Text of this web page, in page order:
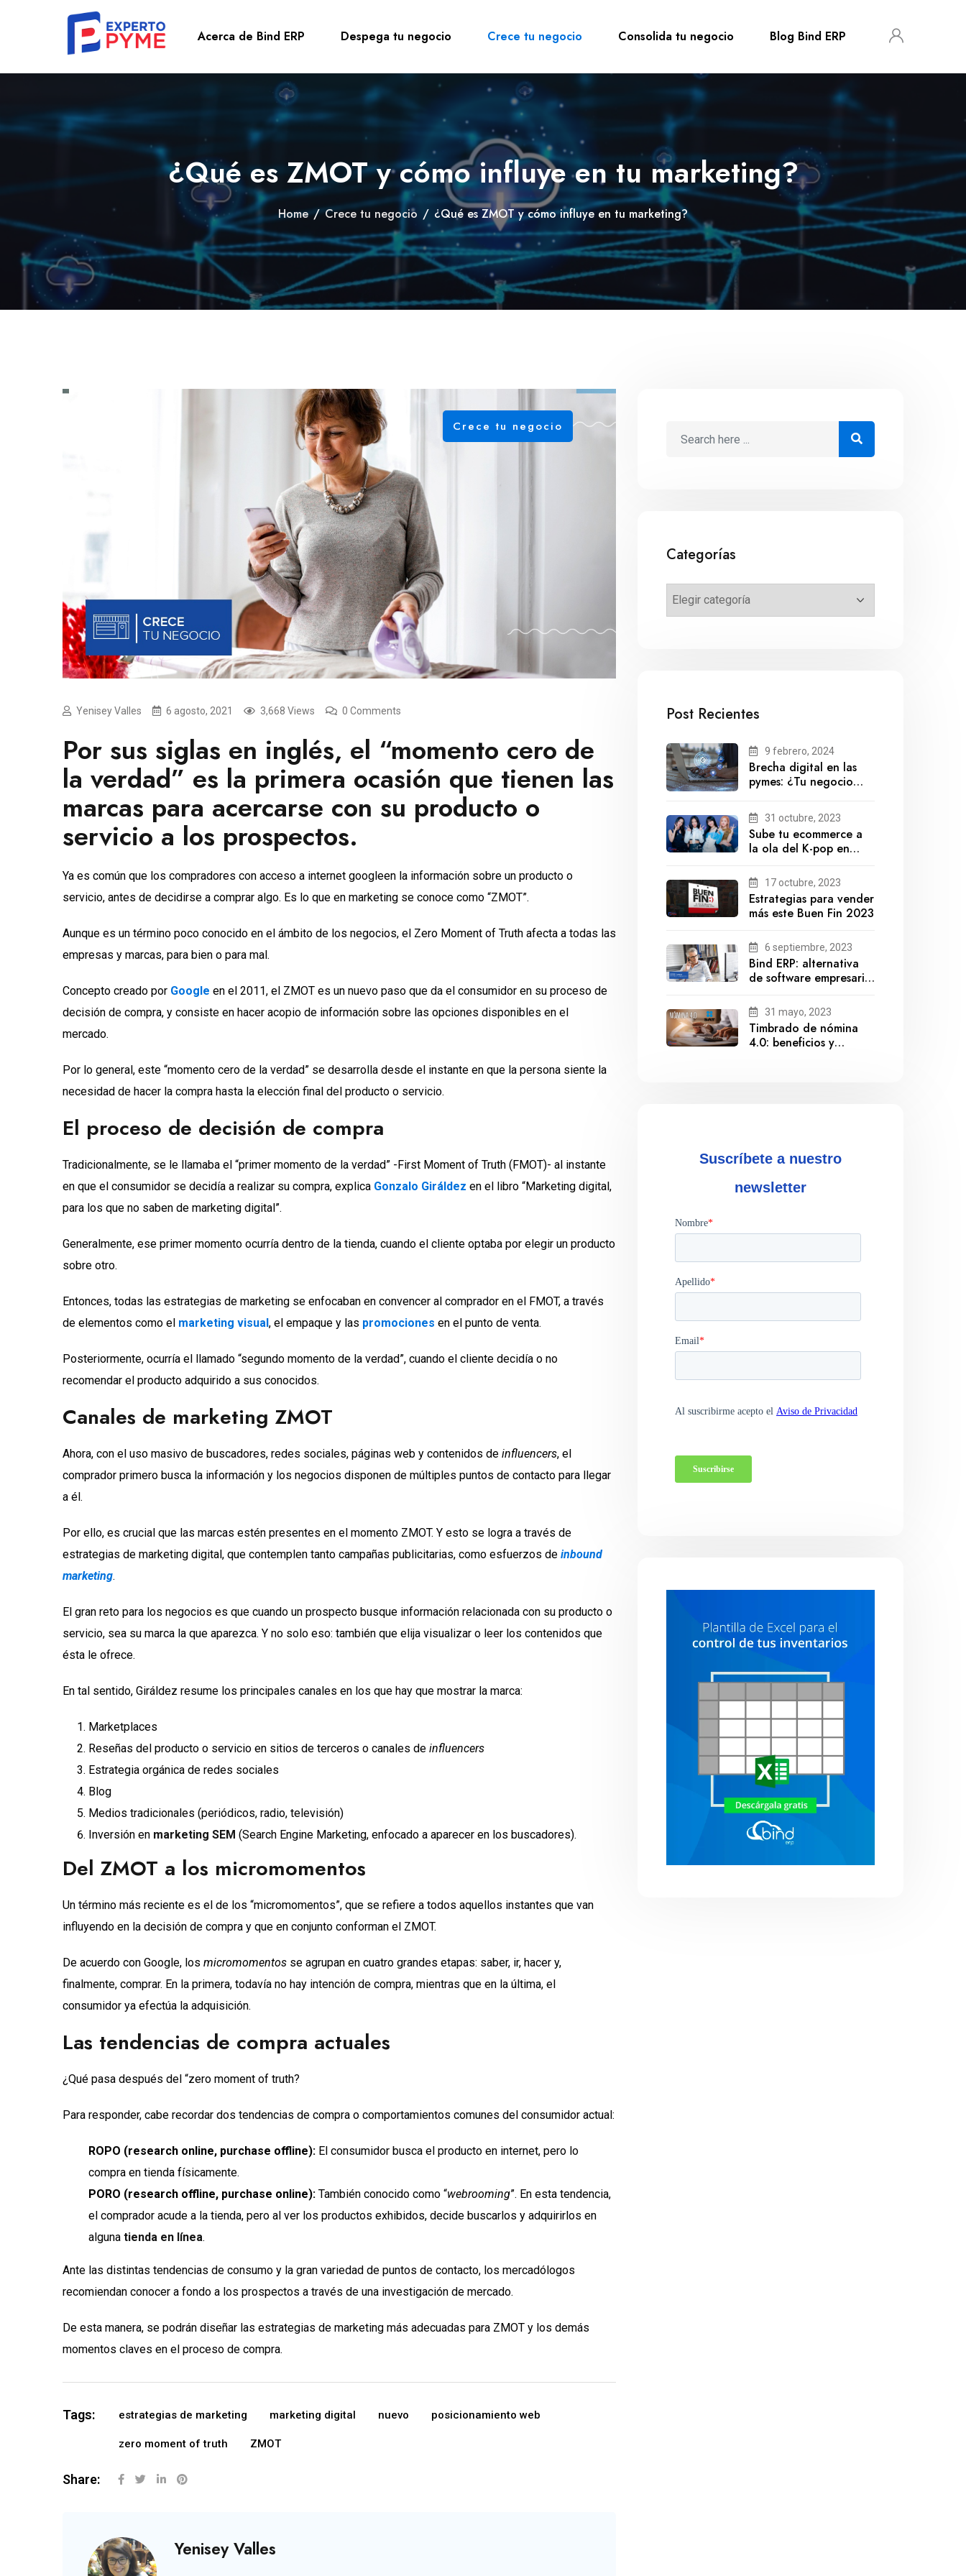
Acerca de Bind ERP Despega tu negocio Crece tu negocio Consolida tu negocio Blog Bind ERP
¿Qué es ZMOT y cómo influye en tu marketing?
Home / Crece tu negocio / ¿Qué es ZMOT y cómo influye en tu marketing?
Crece tu negocio
Yenisey Valles 6 agosto, 2021 3,668 Views 0 Comments
Por sus siglas en inglés, el “momento cero de
la verdad” es la primera ocasión que tienen las
marcas para acercarse con su producto o
servicio a los prospectos.
Ya es común que los compradores con acceso a internet googleen la información sobre un producto o
servicio, antes de decidirse a comprar algo. Es lo que en marketing se conoce como “ZMOT”.
Aunque es un término poco conocido en el ámbito de los negocios, el Zero Moment of Truth afecta a todas las
empresas y marcas, para bien o para mal.
Concepto creado por Google en el 2011, el ZMOT es un nuevo paso que da el consumidor en su proceso de
decisión de compra, y consiste en hacer acopio de información sobre las opciones disponibles en el
mercado.
Por lo general, este “momento cero de la verdad” se desarrolla desde el instante en que la persona siente la
necesidad de hacer la compra hasta la elección final del producto o servicio.
El proceso de decisión de compra
Tradicionalmente, se le llamaba el “primer momento de la verdad” -First Moment of Truth (FMOT)- al instante
en que el consumidor se decidía a realizar su compra, explica Gonzalo Giráldez en el libro “Marketing digital,
para los que no saben de marketing digital”.
Generalmente, ese primer momento ocurría dentro de la tienda, cuando el cliente optaba por elegir un producto
sobre otro.
Entonces, todas las estrategias de marketing se enfocaban en convencer al comprador en el FMOT, a través
de elementos como el marketing visual, el empaque y las promociones en el punto de venta.
Posteriormente, ocurría el llamado “segundo momento de la verdad”, cuando el cliente decidía o no
recomendar el producto adquirido a sus conocidos.
Canales de marketing ZMOT
Ahora, con el uso masivo de buscadores, redes sociales, páginas web y contenidos de influencers, el
comprador primero busca la información y los negocios disponen de múltiples puntos de contacto para llegar
a él.
Por ello, es crucial que las marcas estén presentes en el momento ZMOT. Y esto se logra a través de
estrategias de marketing digital, que contemplen tanto campañas publicitarias, como esfuerzos de inbound
marketing.
El gran reto para los negocios es que cuando un prospecto busque información relacionada con su producto o
servicio, sea su marca la que aparezca. Y no solo eso: también que elija visualizar o leer los contenidos que
ésta le ofrece.
En tal sentido, Giráldez resume los principales canales en los que hay que mostrar la marca:
Marketplaces
Reseñas del producto o servicio en sitios de terceros o canales de influencers
Estrategia orgánica de redes sociales
Blog
Medios tradicionales (periódicos, radio, televisión)
Inversión en marketing SEM (Search Engine Marketing, enfocado a aparecer en los buscadores).
Del ZMOT a los micromomentos
Un término más reciente es el de los “micromomentos”, que se refiere a todos aquellos instantes que van
influyendo en la decisión de compra y que en conjunto conforman el ZMOT.
De acuerdo con Google, los micromomentos se agrupan en cuatro grandes etapas: saber, ir, hacer y,
finalmente, comprar. En la primera, todavía no hay intención de compra, mientras que en la última, el
consumidor ya efectúa la adquisición.
Las tendencias de compra actuales
¿Qué pasa después del “zero moment of truth?
Para responder, cabe recordar dos tendencias de compra o comportamientos comunes del consumidor actual:
ROPO (research online, purchase offline): El consumidor busca el producto en internet, pero lo
compra en tienda físicamente.
PORO (research offline, purchase online): También conocido como “webrooming”. En esta tendencia,
el comprador acude a la tienda, pero al ver los productos exhibidos, decide buscarlos y adquirirlos en
alguna tienda en línea.
Ante las distintas tendencias de consumo y la gran variedad de puntos de contacto, los mercadólogos
recomiendan conocer a fondo a los prospectos a través de una investigación de mercado.
De esta manera, se podrán diseñar las estrategias de marketing más adecuadas para ZMOT y los demás
momentos claves en el proceso de compra.
Tags: estrategias de marketing marketing digital nuevo posicionamiento web
zero moment of truth ZMOT
Share:
Yenisey Valles
Categorías
Post Recientes
9 febrero, 2024
Brecha digital en las
pymes: ¿Tu negocio
futuro?31 octubre, 2023
Sube tu ecommerce a
la ola del K-pop en
17 octubre, 2023
Estrategias para vender
más este Buen Fin 2023
6 septiembre, 2023
Bind ERP: alternativa
de software empresarial
Gestionix
31 mayo, 2023
Timbrado de nómina
4.0: beneficios y
Suscríbete a nuestro
newsletter